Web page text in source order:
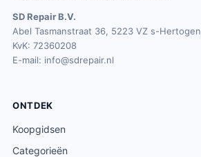
SD Repair B.V.
Abel Tasmanstraat 36, 5223 VZ s-
KvK: 72360208
E-mail: info@sdrepair.nl
ONTDEK
Koopgidsen
Categorieën